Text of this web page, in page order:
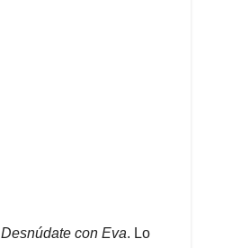
Desnúdate con Eva. Lo